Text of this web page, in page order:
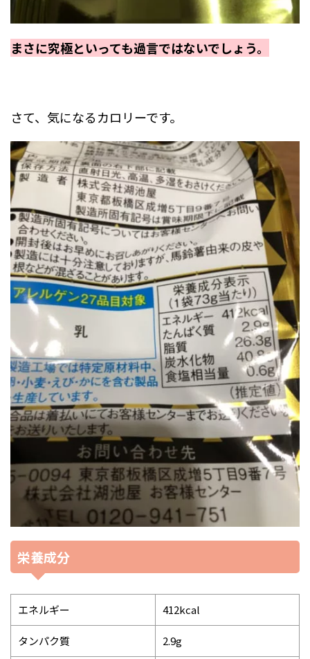
まさに究極といっても過言ではないでしょう。
さて、気になるカロリーです。
栄養成分
エネルギー 412kcal
タンパク質 2.9g